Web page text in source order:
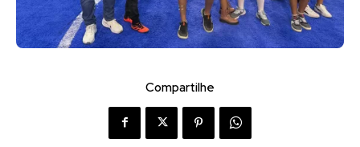
Compartilhe